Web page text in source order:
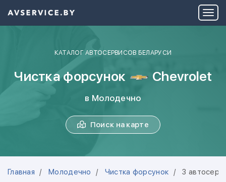
КАТАЛОГ АВТОСЕРВИСОВ БЕЛАРУСИ
Чистка форсунок Chevrolet
в Молодечно
Поиск на карте
Главная Молодечно Чистка форсунок 3